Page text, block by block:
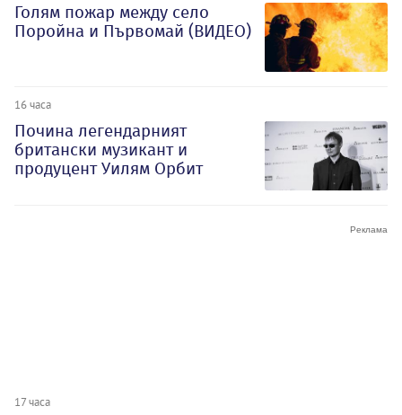
Голям пожар между село
Поройна и Първомай (ВИДЕО)
16 часа
Почина легендарният
британски музикант и
продуцент Уилям Орбит
17 часа